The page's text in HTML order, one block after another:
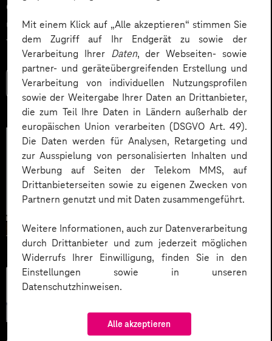
Mit einem Klick auf „Alle akzeptieren“ stimmen Sie
dem Zugriff auf Ihr Endgerät zu sowie der
Verarbeitung Ihrer Daten, der Webseiten- sowie
partner- und geräteübergreifenden Erstellung und
Verarbeitung von individuellen Nutzungsprofilen
sowie der Weitergabe Ihrer Daten an Drittanbieter,
die zum Teil Ihre Daten in Ländern außerhalb der
europäischen Union verarbeiten (DSGVO Art. 49).
Die Daten werden für Analysen, Retargeting und
zur Ausspielung von personalisierten Inhalten und
Werbung auf Seiten der Telekom MMS, auf
Drittanbieterseiten sowie zu eigenen Zwecken von
Partnern genutzt und mit Daten zusammengeführt.
Weitere Informationen, auch zur Datenverarbeitung
durch Drittanbieter und zum jederzeit möglichen
Widerrufs Ihrer Einwilligung, finden Sie in den
Einstellungen sowie in unseren
Datenschutzhinweisen.
Alle akzeptieren
Governance‑Leitplanken zu EU AI Act und DSGVO –
und liefert ein praxisnahes Priorisierungsframework
für HR‑Entscheider*innen.
Mehr lesen
Künstliche
Intelligenz